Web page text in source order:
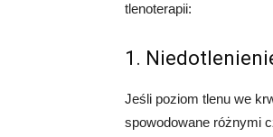
tlenoterapii:
1.
Jeśli poziom tlenu we
spowodowane różnymi